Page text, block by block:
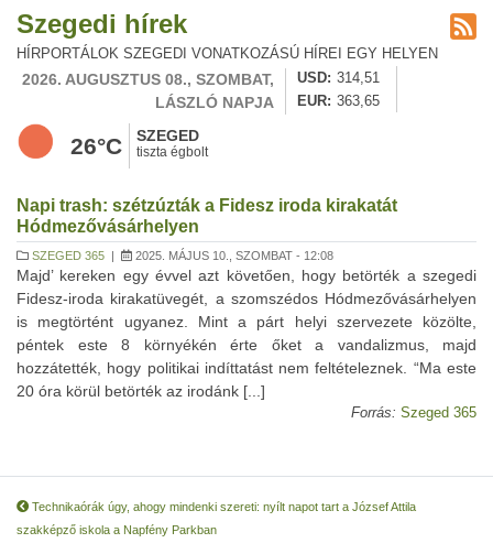
Szegedi hírek
HÍRPORTÁLOK SZEGEDI VONATKOZÁSÚ HÍREI EGY HELYEN
2026. AUGUSZTUS 08., SZOMBAT,
LÁSZLÓ NAPJA
USD
314,51
EUR
363,65
26°C SZEGED
tiszta égbolt
Napi trash: szétzúzták a Fidesz iroda kirakatát
Hódmezővásárhelyen
SZEGED 365 | 2025. MÁJUS 10., SZOMBAT - 12:08
Majd’ kereken egy évvel azt követően, hogy betörték a szegedi
Fidesz-iroda kirakatüvegét, a szomszédos Hódmezővásárhelyen
is megtörtént ugyanez. Mint a párt helyi szervezete közölte,
péntek este 8 környékén érte őket a vandalizmus, majd
hozzátették, hogy politikai indíttatást nem feltételeznek. “Ma este
20 óra körül betörték az irodánk [...]
Forrás: Szeged 365
Technikaórák úgy, ahogy mindenki szereti: nyílt napot tart a József Attila
szakképző iskola a Napfény Parkban